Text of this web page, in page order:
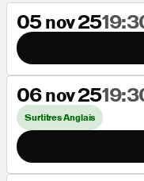
05 nov 25
06 nov 25
Surtitres Anglais